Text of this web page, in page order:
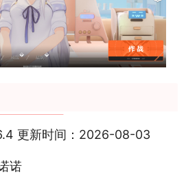
更新时间：2026-08-03
诺